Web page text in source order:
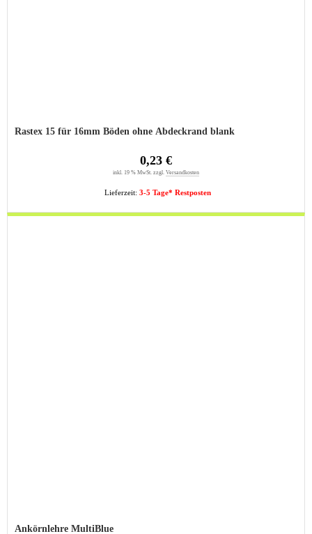
Rastex 15 für 16mm Böden ohne Abdeckrand blank
Lieferzeit: 3-5 Tage* Restposten
0,23 €
inkl. 19 % MwSt. zzgl. Versandkosten
Ankörnlehre MultiBlue